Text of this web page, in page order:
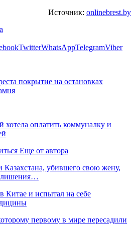
Источник: onlinebrest.by
TwitterWhatsAppTelegramViber
покрытие на остановках
оплатить коммуналку и
Еще от автора
убившего свою жену,
лишения…
Китае и испытал на себе
первому в мире пересадили